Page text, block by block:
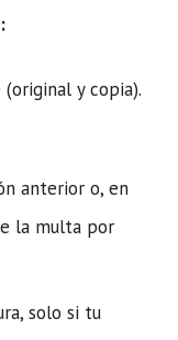
y copia).
anterior o, en
la multa por
solo si tu